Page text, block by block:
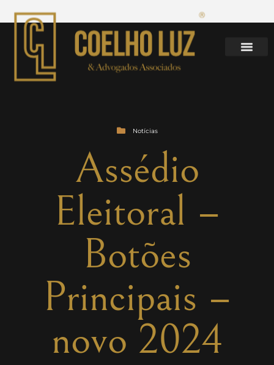
Notícias
Assédio
Eleitoral –
Botões
Principais –
novo 2024